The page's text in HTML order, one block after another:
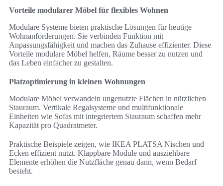
Vorteile modularer Möbel für flexibles Wohnen
Modulare Systeme bieten praktische Lösungen für heutige
Wohnanforderungen. Sie verbinden Funktion mit
Anpassungsfähigkeit und machen das Zuhause effizienter. Diese
Vorteile modulare Möbel helfen, Räume besser zu nutzen und
das Leben einfacher zu gestalten.
Platzoptimierung in kleinen Wohnungen
Modulare Möbel verwandeln ungenutzte Flächen in nützlichen
Stauraum. Vertikale Regalsysteme und multifunktionale
Einheiten wie Sofas mit integriertem Stauraum schaffen mehr
Kapazität pro Quadratmeter.
Praktische Beispiele zeigen, wie IKEA PLATSA Nischen und
Ecken effizient nutzt. Klappbare Module und ausziehbare
Elemente erhöhen die Nutzfläche genau dann, wenn Bedarf
besteht.